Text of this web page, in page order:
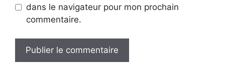
dans le navigateur pour mon prochain
commentaire.